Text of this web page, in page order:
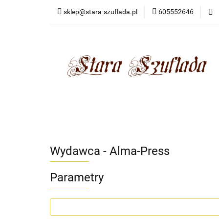
sklep@stara-szuflada.pl 605552646
NOWOŚCI
Wydawca - Alma-Press
Parametry